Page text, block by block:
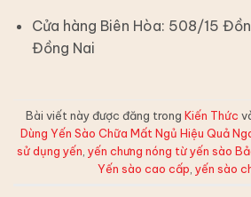
Cửa hàng Biên Hòa: 508/15
Đồng Nai
Bài viết này được đăng trong Kiến Thức
Dùng Yến Sào Chữa Mất Ngủ Hiệu Quả
sử dụng yến yến chưng nóng từ yến sào
Yến sào cao cấp yến sào